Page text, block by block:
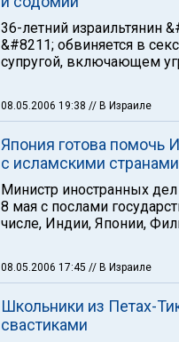
36-летний израильтянин
&#8211; обвиняется в
супругой, включающем
08.05.2006 19:38 // В Израиле
Япония готова помочь
с исламскими
Министр иностранных
8 мая с послами
числе, Индии, Японии,
08.05.2006 17:45 // В Израиле
Школьники из Петах-
свастиками